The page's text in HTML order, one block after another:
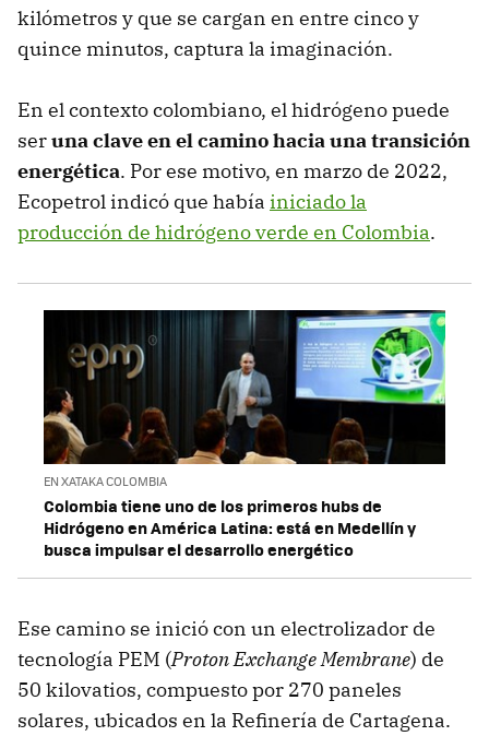
kilómetros y que se cargan en entre cinco y
quince minutos, captura la imaginación.
En el contexto colombiano, el hidrógeno puede
seruna clave en el camino hacia una transición
energética. Por ese motivo, en marzo de 2022,
Ecopetrol indicó que había iniciado la
producción de hidrógeno verde en Colombia.
EN XATAKA COLOMBIA
Colombia tiene uno de los primeros hubs de
Hidrógeno en América Latina: está en Medellín y
busca impulsar el desarrollo energético
Ese camino se inició con un electrolizador de
tecnología PEM (Proton Exchange Membrane) de
50 kilovatios, compuesto por 270 paneles
solares, ubicados en la Refinería de Cartagena.